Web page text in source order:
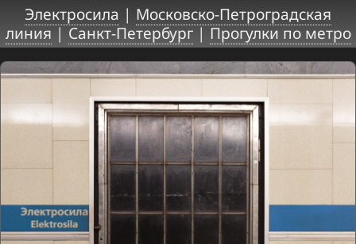
Электросила | Московско-Петроградская
линия|Санкт-Петербург|Прогулки по метро